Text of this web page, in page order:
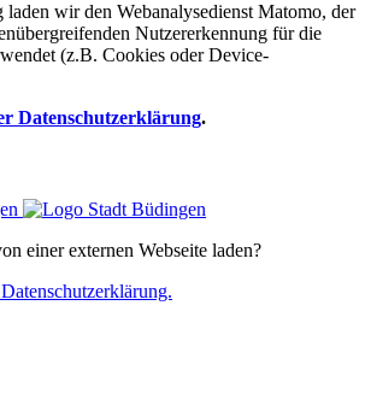
wir den Webanalysedienst Matomo, der
Nutzererkennung für die
(z.B. Cookies oder Device-
Datenschutzerklärung.
einer externen Webseite laden?